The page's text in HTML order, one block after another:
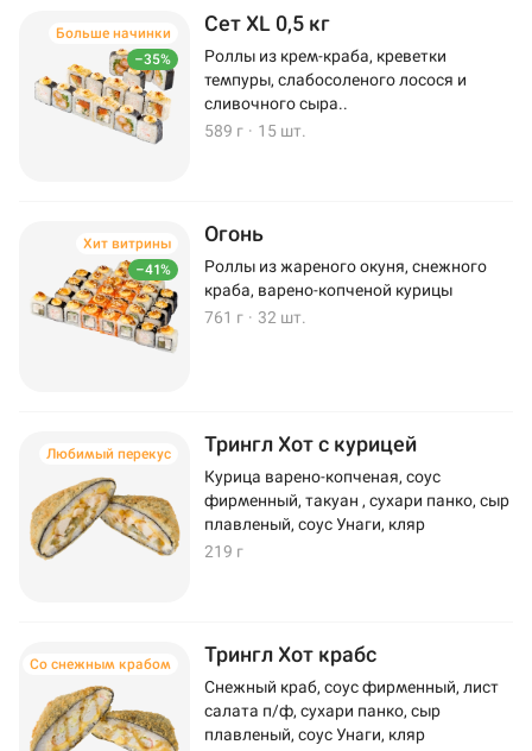
–35%
Больше начинки Сет XL 0,5 кг
Роллы из крем-краба, креветки
темпуры, слабосоленого лосося и
сливочного сыра..
589 г · 15 шт.
–41%
Хит витрины Огонь
Роллы из жареного окуня, снежного
краба, варено-копченой курицы
761 г · 32 шт.
Любимый перекус Трингл Хот с курицей
Курица варено-копченая, соус
фирменный, такуан , сухари панко, сыр
плавленый, соус Унаги, кляр
219 г
Со снежным крабом Трингл Хот крабс
Снежный краб, соус фирменный, лист
салата п/ф, сухари панко, сыр
плавленый, соус Унаги, кляр